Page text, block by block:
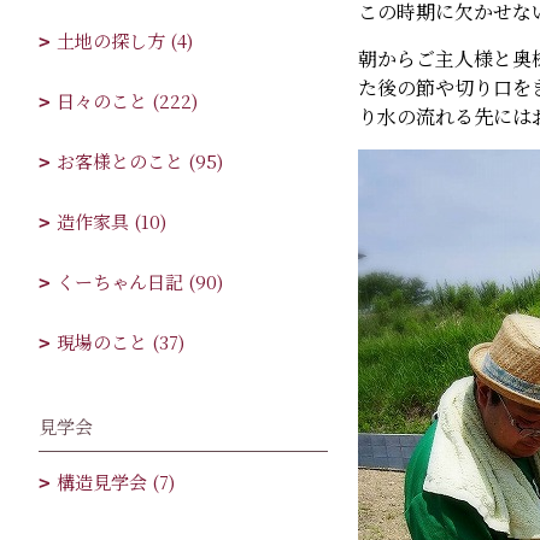
この時期に欠かせ
朝からご主人様と
た後の節や切り口
り水の流れる先に
土地の探し方 (4)
日々のこと (222)
お客様とのこと (95)
造作家具 (10)
くーちゃん日記 (90)
現場のこと (37)
見学会
構造見学会 (7)